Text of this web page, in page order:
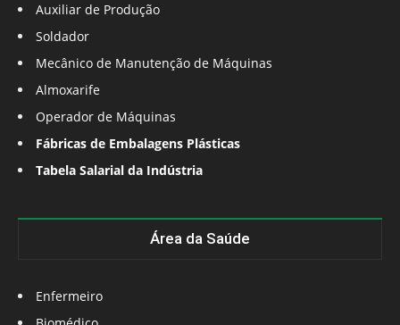
Auxiliar de Produção
Soldador
Mecânico de Manutenção de Máquinas
Almoxarife
Operador de Máquinas
Fábricas de Embalagens Plásticas
Tabela Salarial da Indústria
Área da Saúde
Enfermeiro